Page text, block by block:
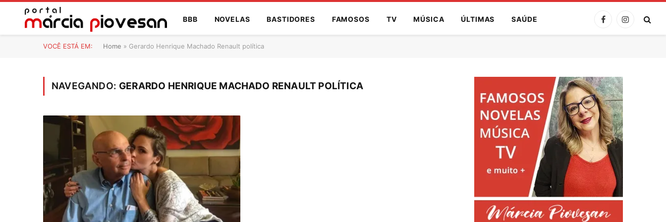
BBB NOVELAS BASTIDORES FAMOSOS TV MÚSICA ÚLTIMAS SAÚDE FacebookInstagram
VOCÊ ESTÁ EM: Home » Gerardo Henrique Machado Renault política
NAVEGANDO: GERARDO HENRIQUE MACHADO RENAULT POLÍTICA